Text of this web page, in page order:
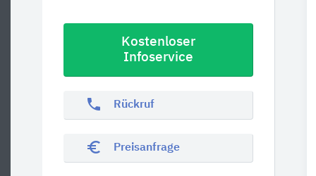
Kostenloser
Infoservice
phone Rückruf
euro_symbol Preisanfrage